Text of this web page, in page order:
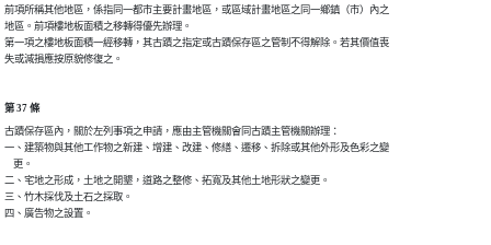
前項所稱其他地區，係指同一都市主要計畫地區，或區域計畫地區之同一鄉鎮（市）內之
地區。前項樓地板面積之移轉得優先辦理。
第一項之樓地板面積一經移轉，其古蹟之指定或古蹟保存區之管制不得解除。若其價值喪
第 37 條
古蹟保存區內，關於左列事項之申請，應由主管機關會同古蹟主管機關辦理：
一、建築物與其他工作物之新建、增建、改建、修繕、遷移、拆除或其他外形及色彩之變
    更。
二、宅地之形成，土地之開墾，道路之整修、拓寬及其他土地形狀之變更。
三、竹木採伐及土石之採取。